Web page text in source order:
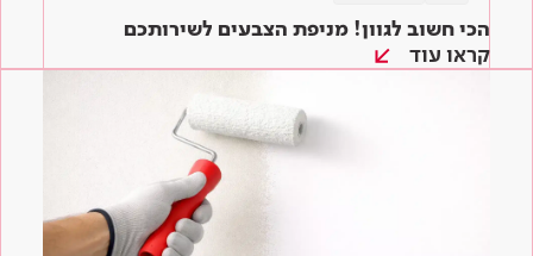
הכי חשוב לגוון! מניפת הצבעים לשירותכם
קראו עוד